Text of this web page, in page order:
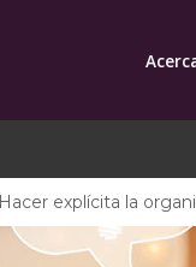
Hacer explícita la